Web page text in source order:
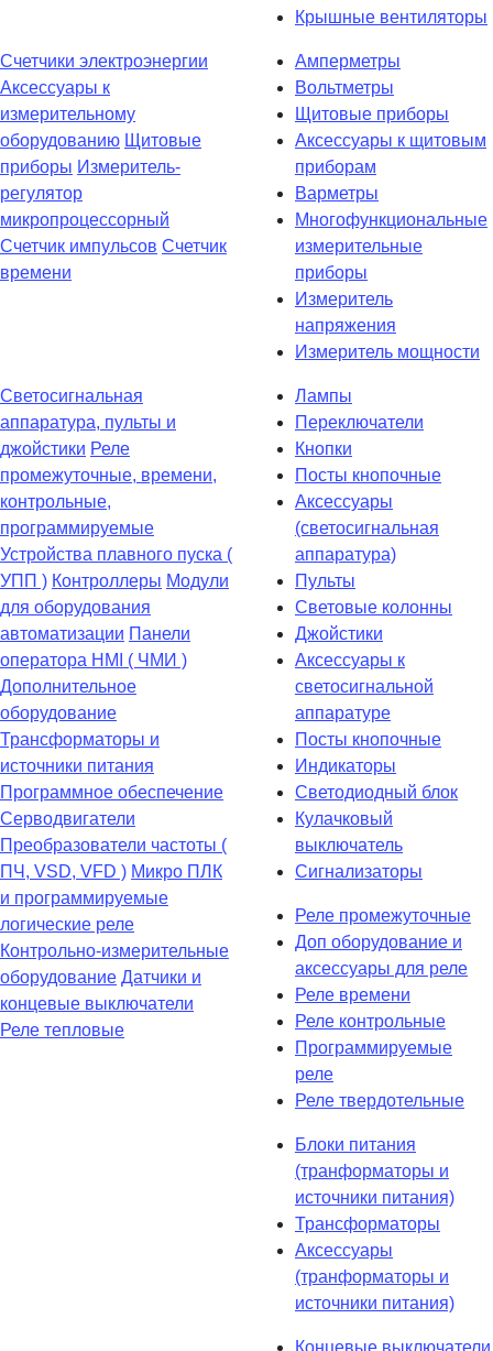
Крышные вентиляторы
Счетчики электроэнергии
Аксессуары к
измерительному
оборудованию Щитовые
приборы Измеритель-
регулятор
микропроцессорный
Счетчик импульсов Счетчик
времени
Амперметры
Вольтметры
Щитовые приборы
Аксессуары к щитовым
приборам
Варметры
Многофункциональные
измерительные
приборы
Измеритель
напряжения
Измеритель мощности
Светосигнальная
аппаратура, пульты и
джойстики Реле
промежуточные, времени,
контрольные,
программируемые
Устройства плавного пуска (
УПП ) Контроллеры Модули
для оборудования
автоматизации Панели
оператора HMI ( ЧМИ )
Дополнительное
оборудование
Транcформаторы и
источники питания
Программное обеспечение
Серводвигатели
Преобразователи частоты (
ПЧ, VSD, VFD ) Микро ПЛК
и программируемые
логические реле
Контрольно-измерительные
оборудование Датчики и
концевые выключатели
Реле тепловые
Лампы
Переключатели
Кнопки
Посты кнопочные
Аксессуары
(светосигнальная
аппаратура)
Пульты
Световые колонны
Джойстики
Аксессуары к
светосигнальной
аппаратуре
Посты кнопочные
Индикаторы
Светодиодный блок
Кулачковый
выключатель
Сигнализаторы
Реле промежуточные
Доп оборудование и
аксессуары для реле
Реле времени
Реле контрольные
Программируемые
реле
Реле твердотельные
Блоки питания
(транформаторы и
источники питания)
Трансформаторы
Аксессуары
(транформаторы и
источники питания)
Концевые выключатели